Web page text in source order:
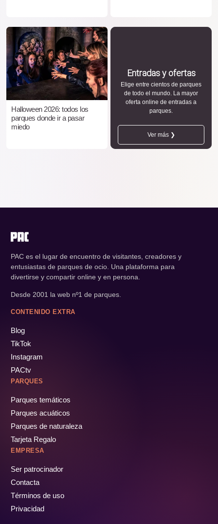
Halloween 2026: todos los
parques donde ir a pasar
miedo
Entradas y ofertas
Elige entre cientos de parques
de todo el mundo. La mayor
oferta online de entradas a
parques.
Ver más ❯
PAC es el lugar de encuentro de visitantes, creadores y
entusiastas de parques de ocio. Una plataforma para
divertirse y compartir online y en persona.
Desde 2001 la web nº1 de parques.
CONTENIDO EXTRA
Blog
TikTok
Instagram
PACtv
PARQUES
Parques temáticos
Parques acuáticos
Parques de naturaleza
Tarjeta Regalo
EMPRESA
Ser patrocinador
Contacta
Términos de uso
Privacidad